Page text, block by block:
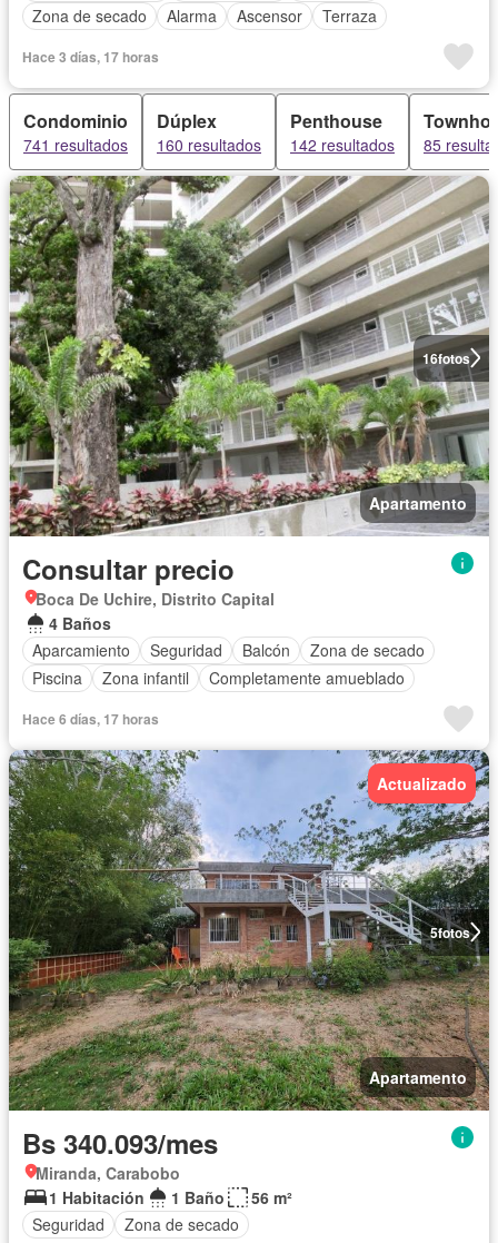
Zona de secado
Alarma Ascensor Terraza
Hace 3 días, 17 horas
Condominio
741 resultados
Dúplex
160 resultados
Penthouse
142 resultados 85
16fotos
Apartamento
Consultar precio
Boca De Uchire, Distrito Capital
4 Baños
Aparcamiento
Seguridad Balcón
Zona de secado
Piscina
Zona infantil Completamente amueblado
Hace 6 días, 17 horas
5fotos
Actualizado
Apartamento
Bs 340.093/mes
Miranda, Carabobo
1 Habitación
1 Baño
56 m²
Seguridad
Zona de secado